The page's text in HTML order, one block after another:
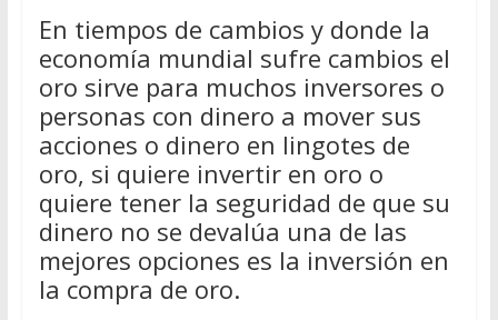
En tiempos de cambios y donde la
economía mundial sufre cambios el
oro sirve para muchos inversores o
personas con dinero a mover sus
acciones o dinero en lingotes de
oro, si quiere invertir en oro o
quiere tener la seguridad de que su
dinero no se devalúa una de las
mejores opciones es la inversión en
la compra de oro.